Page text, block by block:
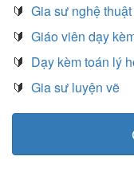
🔰 Gia sư nghệ thuật
🔰 Giáo viên dạy
🔰 Dạy kèm toán lý
🔰 Gia sư luyện vẽ